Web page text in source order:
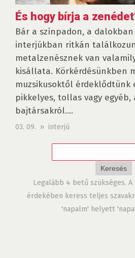
És hogy bírja a
Bár a színpadon, a dalokban
interjúkban ritkán
metalzenésznek van
kisállata. Körkérdésünkben
muzsikusoktől érdeklődtünk
pikkelyes, tollas vagy
bajtársakról....
03. 09. » interjú
Legalább 4 betű szükséges.
érdekében keress teljes
'napalm' helyett